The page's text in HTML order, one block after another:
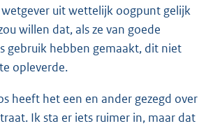
uit wettelijk oogpunt gelijk
willen dat, als ze van goede
gebruik hebben gemaakt, dit niet
opleverde.
heeft het een en ander gezegd over
Ik sta er iets ruimer in, maar dat